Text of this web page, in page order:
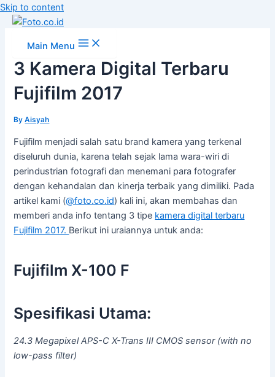
Skip to content
Main Menu
3 Kamera Digital Terbaru
Fujifilm 2017
ByAisyah
Fujifilm menjadi salah satu brand kamera yang terkenal
diseluruh dunia, karena telah sejak lama wara-wiri di
perindustrian fotografi dan menemani para fotografer
dengan kehandalan dan kinerja terbaik yang dimiliki. Pada
artikel kami (@foto.co.id) kali ini, akan membahas dan
memberi anda info tentang 3 tipe kamera digital terbaru
Fujifilm 2017. Berikut ini uraiannya untuk anda:
Fujifilm X-100 F
Spesifikasi Utama:
24.3 Megapixel APS-C X-Trans III CMOS sensor (with no
low-pass filter)